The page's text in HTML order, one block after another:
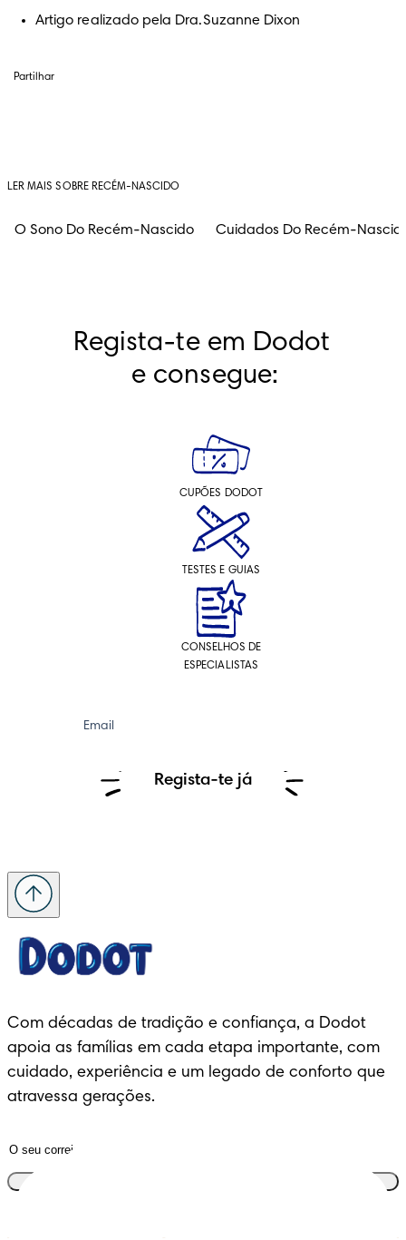
Artigo realizado pela Dra.Suzanne Dixon
Partilhar
LER MAIS SOBRE RECÉM-NASCIDO
O Sono Do Recém-Nascido Cuidados Do Recém-
Regista-te em Dodot
e consegue:
CUPÕES DODOT
TESTES E GUIAS
CONSELHOS DE
ESPECIALISTAS
Email
Regista-te já
Com décadas de tradição e confiança, a Dodot
apoia as famílias em cada etapa importante, com
cuidado, experiência e um legado de conforto que
atravessa gerações.